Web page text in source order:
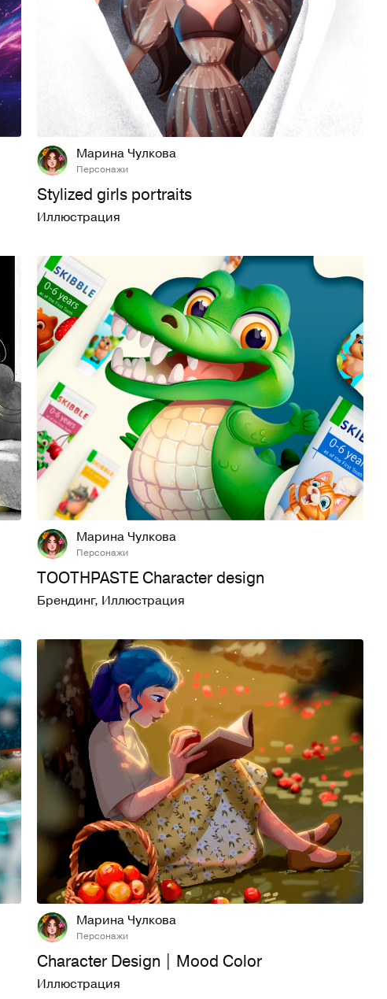
66
Марина Чулкова
Персонажи
Stylized girls portraits
Иллюстрация
54 647
Марина Чулкова
Персонажи
TOOTHPASTE Character design
Брендинг, Иллюстрация
50 510
Марина Чулкова
Персонажи
Character Design | Mood Color
Иллюстрация